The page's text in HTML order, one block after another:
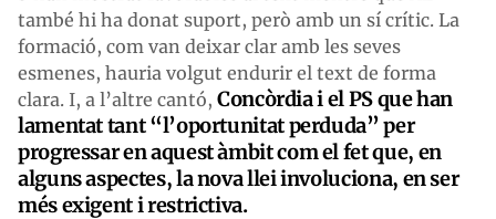
també hi ha donat suport, però amb un sí crític. La
formació, com van deixar clar amb les seves
esmenes, hauria volgut endurir el text de forma
clara. I, a l’altre cantó, Concòrdia i el PS que han
lamentat tant “l’oportunitat perduda” per
progressar en aquest àmbit com el fet que, en
alguns aspectes, la nova llei involuciona, en ser
més exigent i restrictiva.